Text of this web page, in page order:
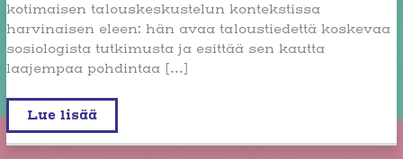
kotimaisen talouskeskustelun kontekstissa
harvinaisen eleen: hän avaa taloustiedettä koskevaa
sosiologista tutkimusta ja esittää sen kautta
laajempaa pohdintaa […]
Taloustieteiden
sosiaalinen
luonne
ja
Lue lisää